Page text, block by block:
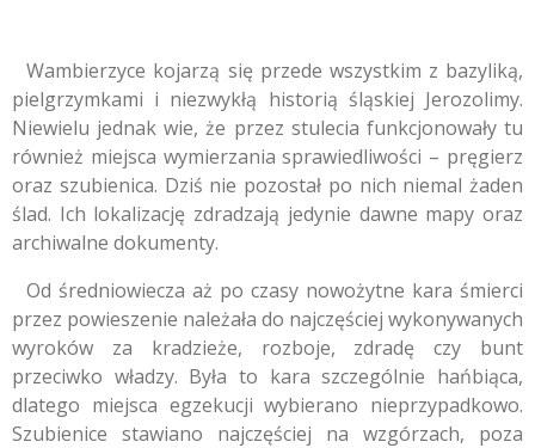
Wambierzyce kojarzą się przede wszystkim z bazyliką,
pielgrzymkami i niezwykłą historią śląskiej Jerozolimy.
Niewielu jednak wie, że przez stulecia funkcjonowały tu
również miejsca wymierzania sprawiedliwości – pręgierz
oraz szubienica. Dziś nie pozostał po nich niemal żaden
ślad. Ich lokalizację zdradzają jedynie dawne mapy oraz
archiwalne dokumenty.
Od średniowiecza aż po czasy nowożytne kara śmierci
przez powieszenie należała do najczęściej wykonywanych
wyroków za kradzieże, rozboje, zdradę czy bunt
przeciwko władzy. Była to kara szczególnie hańbiąca,
dlatego miejsca egzekucji wybierano nieprzypadkowo.
Szubienice stawiano najczęściej na wzgórzach, poza